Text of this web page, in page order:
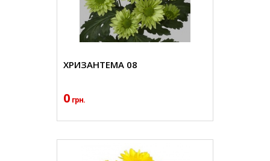
ХРИЗАНТЕМА 08
0 грн.